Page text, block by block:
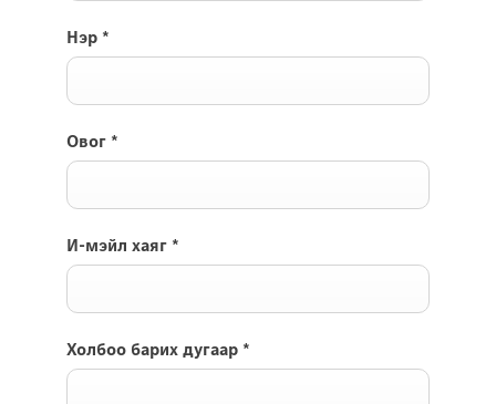
Нэр *
Овог *
И-мэйл хаяг *
Холбоо барих дугаар *